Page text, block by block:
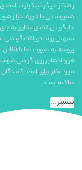
راهکار دیگر شاکیلید،
همپوشانی با حوزه احراز
جایگزینی فضای مجازی به
تسهیل روند دریافت گواهی
پروسه به صورت تماما
قراردادها بر روی گوشی
مورد نظر برای امضا
ساخته است.
بیشتر ...